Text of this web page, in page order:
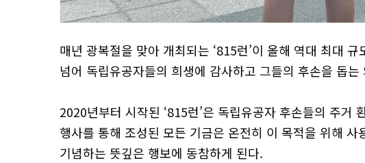
매년 광복절을 맞아 개최되는 ‘815런’이 올해 역대 최대
넘어 독립유공자들의 희생에 감사하고 그들의 후손을 돕
2020년부터 시작된 ‘815런’은 독립유공자 후손들의 주거
행사를 통해 조성된 모든 기금은 온전히 이 목적을 위해
기념하는 뜻깊은 행보에 동참하게 된다.